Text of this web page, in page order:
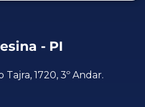
- PI
Tajra, 1720, 3º Andar.